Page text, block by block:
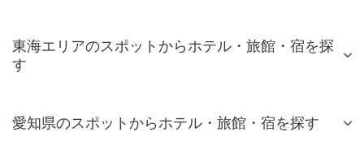
東海エリアのスポットからホテル・旅館・宿を探
す
愛知県のスポットからホテル・旅館・宿を探す